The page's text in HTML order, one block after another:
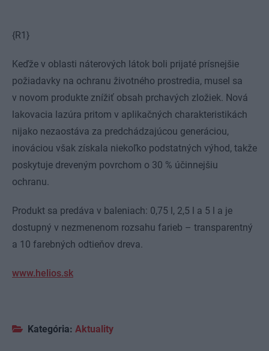
{R1}
Keďže v oblasti náterových látok boli prijaté prísnejšie
požiadavky na ochranu životného prostredia, musel sa
v novom produkte znížiť obsah prchavých zložiek. Nová
lakovacia lazúra pritom v aplikačných charakteristikách
nijako nezaostáva za predchádzajúcou generáciou,
inováciou však získala niekoľko podstatných výhod, takže
poskytuje dreveným povrchom o 30 % účinnejšiu
ochranu.
Produkt sa predáva v baleniach: 0,75 l, 2,5 l a 5 l a je
dostupný v nezmenenom rozsahu farieb – transparentný
a 10 farebných odtieňov dreva.
www.helios.sk
Kategória: Aktuality